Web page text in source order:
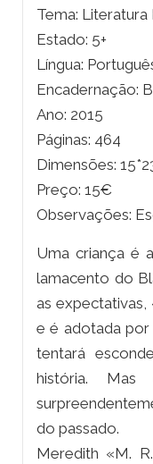
Tema: Literatura
Estado: 5+
Língua:
Encadernação:
Ano: 2015
Páginas: 464
Dimensões:
Preço: 15€
Observações:
Uma criança é
lamacento do
as expectativas,
e é adotada por
tentará
história.
do passado.
Meredith «M.